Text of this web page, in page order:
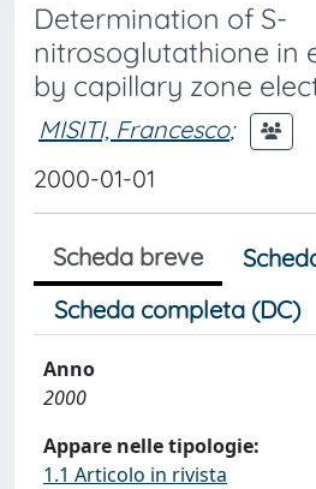
Determination of S-
nitrosoglutathione in
by capillary zone
MISITI, Francesco;
2000-01-01
Scheda breve
Scheda completa (DC)
Anno
2000
Appare nelle tipologie:
1.1 Articolo in rivista